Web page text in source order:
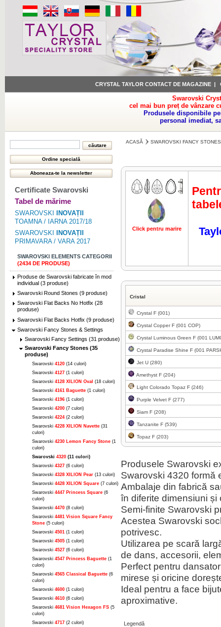
CRYSTAL TAYLOR CONTACT DE MAGAZINE |
Swarovski
cel mai bun preț de vânzare
Produsele disponibile
personal imediat,
Certificate Swarovski
Tabel de mărime
SWAROVSKI
INOVAȚII
TOAMNA / IARNA 2017/18
SWAROVSKI
INOVAȚII
PRIMAVARA / VARA 2017
SWAROVSKI ELEMENTS CATEGORII
(2434 DE PRODUSE)
Produse de Swarovski fabricate în mod
individual (3 produse)
Swarovski Round Stones (9 produse)
Swarovski Flat Backs No Hotfix (28
produse)
Swarovski Flat Backs Hotfix (9 produse)
Swarovski Fancy Stones & Settings
Swarovski Fancy Settings (31 produse)
Swarovski Fancy Stones (35
produse)
Swarovski 4120 (14 culori)
Swarovski 4127 (1 culori)
Swarovski 4128 XILION Oval (18 culori)
Swarovski 4161 Baguette (1 culori)
Swarovski 4196 (1 culori)
Swarovski 4200 (7 culori)
Swarovski 4224 (2 culori)
Swarovski 4228 XILION Navette (31
culori)
Swarovski 4230 Lemon Fancy Stone (1
culori)
Swarovski 4320 (11 culori)
Swarovski 4327 (6 culori)
Swarovski 4328 XILION Pear (13 culori)
Swarovski 4428 XILION Square (7 culori)
Swarovski 4447 Princess Square (6
culori)
Swarovski 4470 (8 culori)
Swarovski 4481 Vision Square Fancy
Stone (5 culori)
Swarovski 4501 (1 culori)
Swarovski 4505 (1 culori)
Swarovski 4527 (6 culori)
Swarovski 4547 Princess Baguette (1
culori)
Swarovski 4565 Classical Baguette (6
culori)
Swarovski 4600 (1 culori)
Swarovski 4610 (6 culori)
Swarovski 4681 Vision Hexagon FS (5
culori)
Swarovski 4717 (2 culori)
ACASĂ SWAROVSKI FANCY
Click pentru marire Click pentru
Cristal
Crystal F (001)
Crystal Copper F (001 COP)
Crystal Luminous Green F (001
Crystal Paradise Shine F (001
Jet U (280)
Amethyst F (204)
Light Colorado Topaz F (246)
Purple Velvet F (277)
Siam F (208)
Tanzanite F (539)
Topaz F (203)
Produsele Swarovski
Swarovski 4320 formă
Ambalaje din fabrică
în diferite dimensiuni și
Semi-finite Swarovski
Acestea Swarovski
potrivesc.
Utilizarea pe scară
de dans, accesorii,
Perfect pentru
mirese și oricine
Ideal pentru a face
aproximative.
Legendă